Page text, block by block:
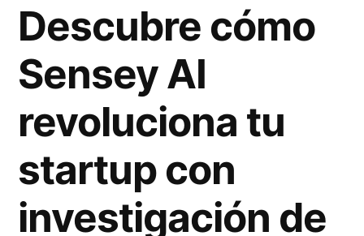
Descubre cómo
Sensey AI
revoluciona tu
startup con
investigación de